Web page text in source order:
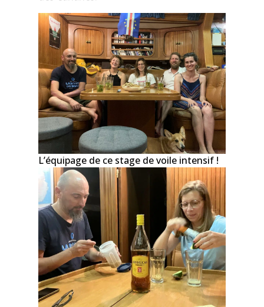
L’équipage de ce stage de voile intensif !